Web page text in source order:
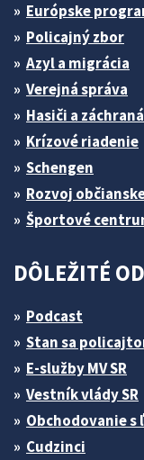
Európske
Policajný zbor
Azyl a migrácia
Verejná správa
Hasiči a
Krízové riadenie
Schengen
Rozvoj
Športové
DÔLEŽITÉ
Podcast
Stan sa
E-služby MV SR
Vestník vlády SR
Obchodovanie s
Cudzinci